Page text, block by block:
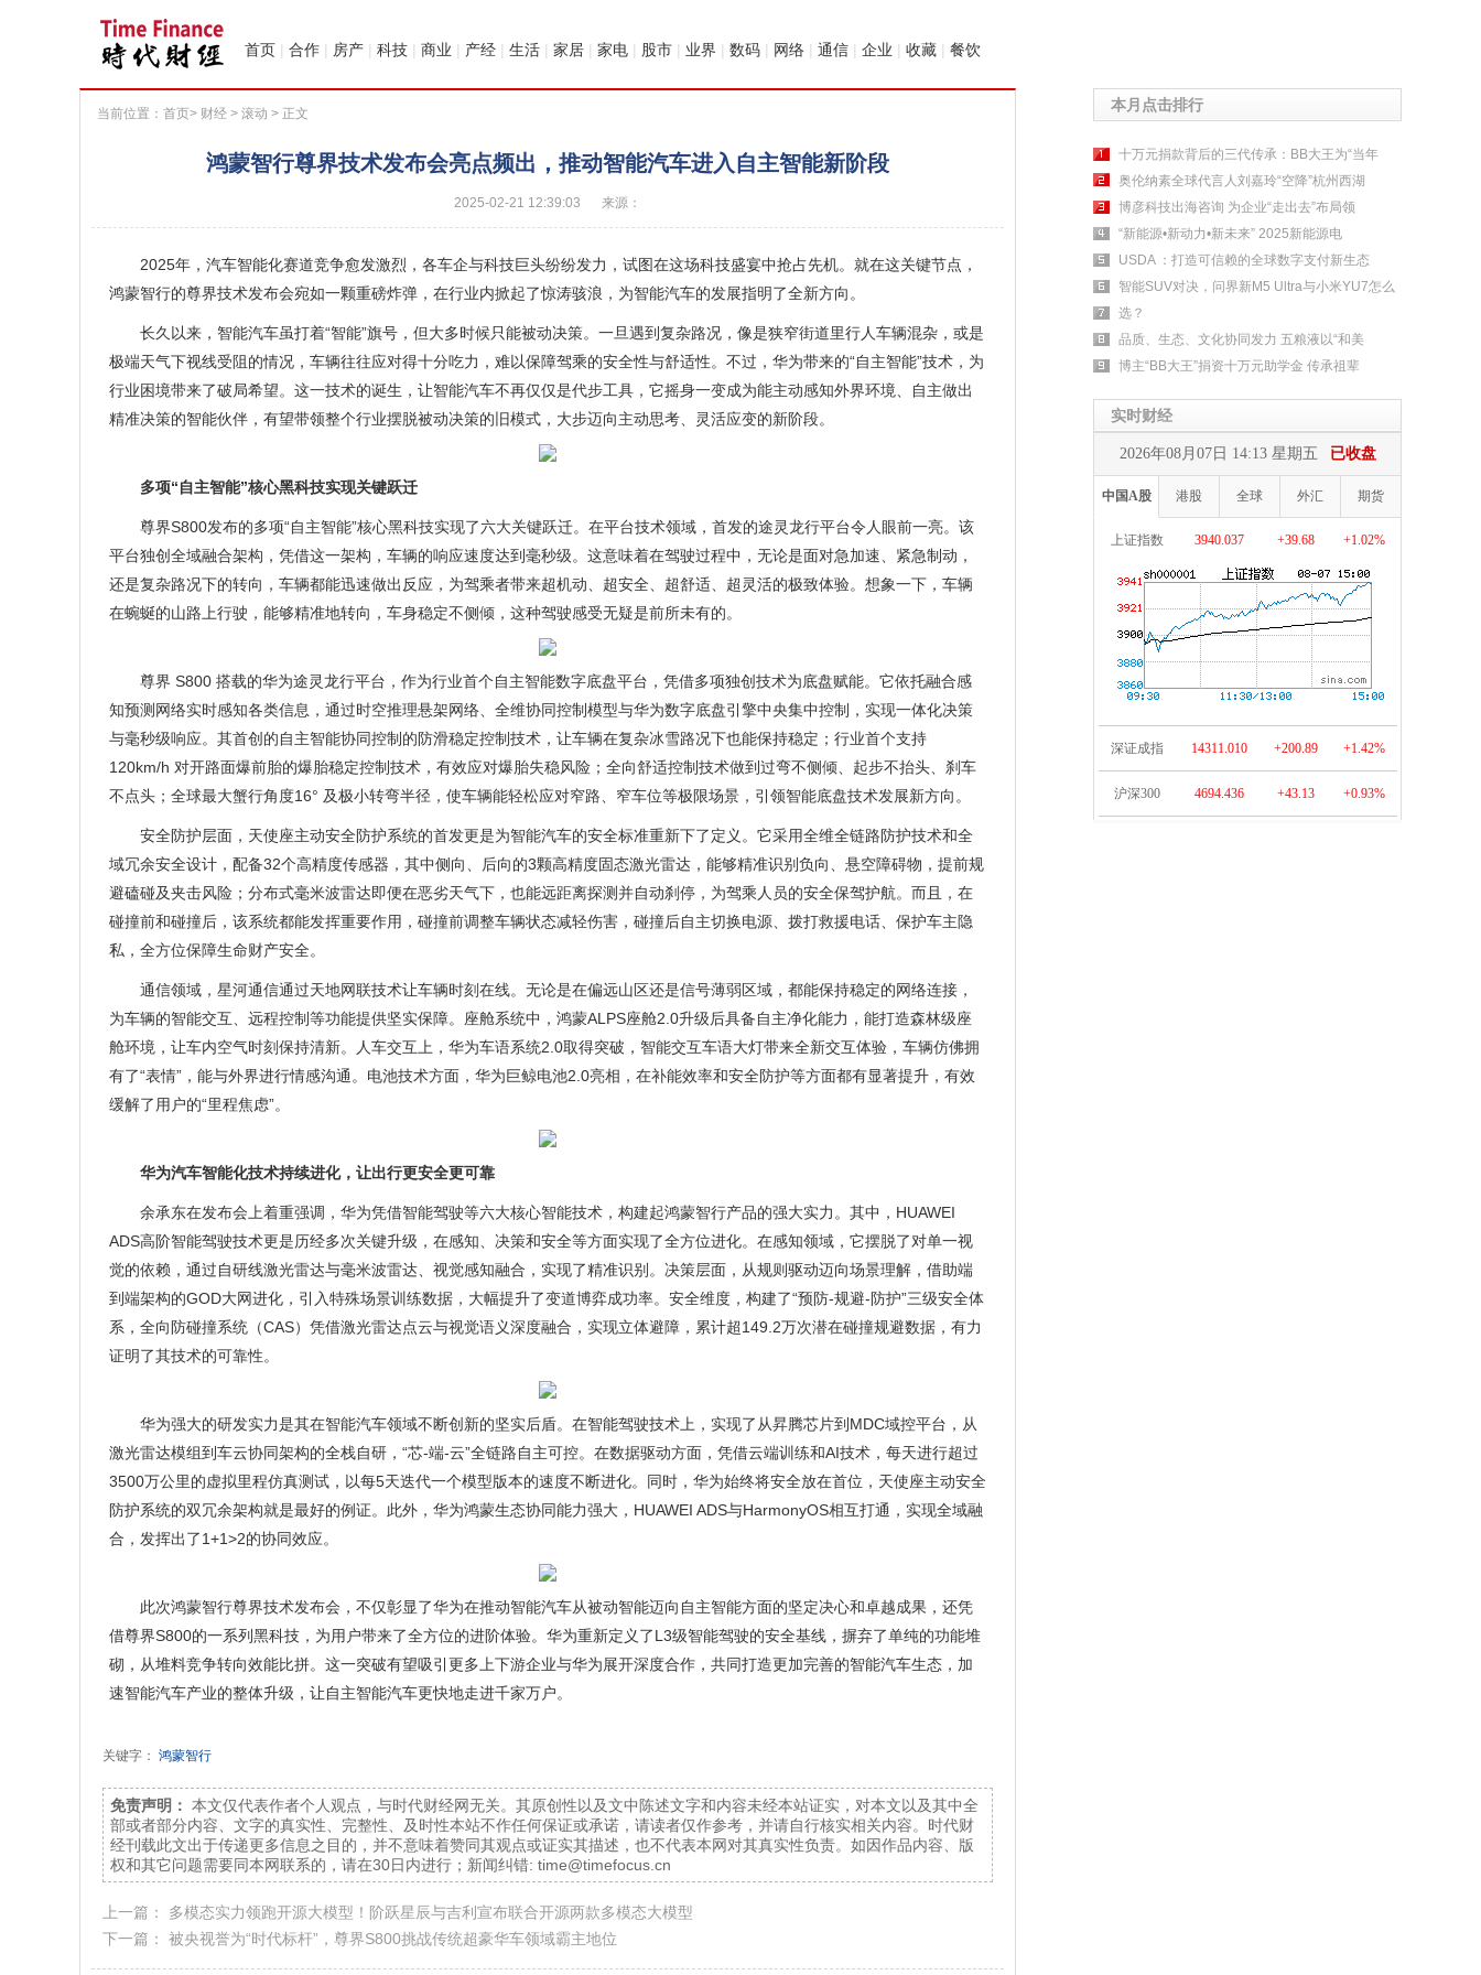
首页 | 合作 | 房产 | 科技 | 商业 | 产经 | 生活 | 家居 | 家电 | 股市 | 业界 | 数码 | 网络 | 通信 | 企业 | 收藏 | 餐饮
当前位置： 首页> 财经 > 滚动 > 正文
鸿蒙智行尊界技术发布会亮点频出，推动智能汽车进入自主智能新阶段
2025-02-21 12:39:03 来源：
2025年，汽车智能化赛道竞争愈发激烈，各车企与科技巨头纷纷发力，试图在这场科技盛宴中抢占先机。就在这关键节点，
鸿蒙智行的尊界技术发布会宛如一颗重磅炸弹，在行业内掀起了惊涛骇浪，为智能汽车的发展指明了全新方向。
长久以来，智能汽车虽打着“智能”旗号，但大多时候只能被动决策。一旦遇到复杂路况，像是狭窄街道里行人车辆混杂，或是
极端天气下视线受阻的情况，车辆往往应对得十分吃力，难以保障驾乘的安全性与舒适性。不过，华为带来的“自主智能”技术，为
行业困境带来了破局希望。这一技术的诞生，让智能汽车不再仅仅是代步工具，它摇身一变成为能主动感知外界环境、自主做出
精准决策的智能伙伴，有望带领整个行业摆脱被动决策的旧模式，大步迈向主动思考、灵活应变的新阶段。
多项“自主智能”核心黑科技实现关键跃迁
尊界S800发布的多项“自主智能”核心黑科技实现了六大关键跃迁。在平台技术领域，首发的途灵龙行平台令人眼前一亮。该
平台独创全域融合架构，凭借这一架构，车辆的响应速度达到毫秒级。这意味着在驾驶过程中，无论是面对急加速、紧急制动，
还是复杂路况下的转向，车辆都能迅速做出反应，为驾乘者带来超机动、超安全、超舒适、超灵活的极致体验。想象一下，车辆
在蜿蜒的山路上行驶，能够精准地转向，车身稳定不侧倾，这种驾驶感受无疑是前所未有的。
尊界 S800 搭载的华为途灵龙行平台，作为行业首个自主智能数字底盘平台，凭借多项独创技术为底盘赋能。它依托融合感
知预测网络实时感知各类信息，通过时空推理悬架网络、全维协同控制模型与华为数字底盘引擎中央集中控制，实现一体化决策
与毫秒级响应。其首创的自主智能协同控制的防滑稳定控制技术，让车辆在复杂冰雪路况下也能保持稳定；行业首个支持
120km/h 对开路面爆前胎的爆胎稳定控制技术，有效应对爆胎失稳风险；全向舒适控制技术做到过弯不侧倾、起步不抬头、刹车
不点头；全球最大蟹行角度16° 及极小转弯半径，使车辆能轻松应对窄路、窄车位等极限场景，引领智能底盘技术发展新方向。
安全防护层面，天使座主动安全防护系统的首发更是为智能汽车的安全标准重新下了定义。它采用全维全链路防护技术和全
域冗余安全设计，配备32个高精度传感器，其中侧向、后向的3颗高精度固态激光雷达，能够精准识别负向、悬空障碍物，提前规
避磕碰及夹击风险；分布式毫米波雷达即便在恶劣天气下，也能远距离探测并自动刹停，为驾乘人员的安全保驾护航。而且，在
碰撞前和碰撞后，该系统都能发挥重要作用，碰撞前调整车辆状态减轻伤害，碰撞后自主切换电源、拨打救援电话、保护车主隐
私，全方位保障生命财产安全。
通信领域，星河通信通过天地网联技术让车辆时刻在线。无论是在偏远山区还是信号薄弱区域，都能保持稳定的网络连接，
为车辆的智能交互、远程控制等功能提供坚实保障。座舱系统中，鸿蒙ALPS座舱2.0升级后具备自主净化能力，能打造森林级座
舱环境，让车内空气时刻保持清新。人车交互上，华为车语系统2.0取得突破，智能交互车语大灯带来全新交互体验，车辆仿佛拥
有了“表情”，能与外界进行情感沟通。电池技术方面，华为巨鲸电池2.0亮相，在补能效率和安全防护等方面都有显著提升，有效
缓解了用户的“里程焦虑”。
华为汽车智能化技术持续进化，让出行更安全更可靠
余承东在发布会上着重强调，华为凭借智能驾驶等六大核心智能技术，构建起鸿蒙智行产品的强大实力。其中，HUAWEI
ADS高阶智能驾驶技术更是历经多次关键升级，在感知、决策和安全等方面实现了全方位进化。在感知领域，它摆脱了对单一视
觉的依赖，通过自研线激光雷达与毫米波雷达、视觉感知融合，实现了精准识别。决策层面，从规则驱动迈向场景理解，借助端
到端架构的GOD大网进化，引入特殊场景训练数据，大幅提升了变道博弈成功率。安全维度，构建了“预防-规避-防护”三级安全体
系，全向防碰撞系统（CAS）凭借激光雷达点云与视觉语义深度融合，实现立体避障，累计超149.2万次潜在碰撞规避数据，有力
证明了其技术的可靠性。
华为强大的研发实力是其在智能汽车领域不断创新的坚实后盾。在智能驾驶技术上，实现了从昇腾芯片到MDC域控平台，从
激光雷达模组到车云协同架构的全栈自研，“芯-端-云”全链路自主可控。在数据驱动方面，凭借云端训练和AI技术，每天进行超过
3500万公里的虚拟里程仿真测试，以每5天迭代一个模型版本的速度不断进化。同时，华为始终将安全放在首位，天使座主动安全
防护系统的双冗余架构就是最好的例证。此外，华为鸿蒙生态协同能力强大，HUAWEI ADS与HarmonyOS相互打通，实现全域融
合，发挥出了1+1>2的协同效应。
此次鸿蒙智行尊界技术发布会，不仅彰显了华为在推动智能汽车从被动智能迈向自主智能方面的坚定决心和卓越成果，还凭
借尊界S800的一系列黑科技，为用户带来了全方位的进阶体验。华为重新定义了L3级智能驾驶的安全基线，摒弃了单纯的功能堆
砌，从堆料竞争转向效能比拼。这一突破有望吸引更多上下游企业与华为展开深度合作，共同打造更加完善的智能汽车生态，加
速智能汽车产业的整体升级，让自主智能汽车更快地走进千家万户。
关键字： 鸿蒙智行
免责声明： 本文仅代表作者个人观点，与时代财经网无关。其原创性以及文中陈述文字和内容未经本站证实，对本文以及其中全
部或者部分内容、文字的真实性、完整性、及时性本站不作任何保证或承诺，请读者仅作参考，并请自行核实相关内容。时代财
经刊载此文出于传递更多信息之目的，并不意味着赞同其观点或证实其描述，也不代表本网对其真实性负责。如因作品内容、版
权和其它问题需要同本网联系的，请在30日内进行；新闻纠错: time@timefocus.cn
上一篇： 多模态实力领跑开源大模型！阶跃星辰与吉利宣布联合开源两款多模态大模型
下一篇： 被央视誉为“时代标杆”，尊界S800挑战传统超豪华车领域霸主地位
本月点击排行
十万元捐款背后的三代传承：BB大王为“当年
奥伦纳素全球代言人刘嘉玲“空降”杭州西湖
博彦科技出海咨询 为企业“走出去”布局领
“新能源•新动力•新未来” 2025新能源电
USDA ：打造可信赖的全球数字支付新生态
智能SUV对决，问界新M5 Ultra与小米YU7怎么
选？
品质、生态、文化协同发力 五粮液以“和美
博主“BB大王”捐资十万元助学金 传承祖辈
实时财经